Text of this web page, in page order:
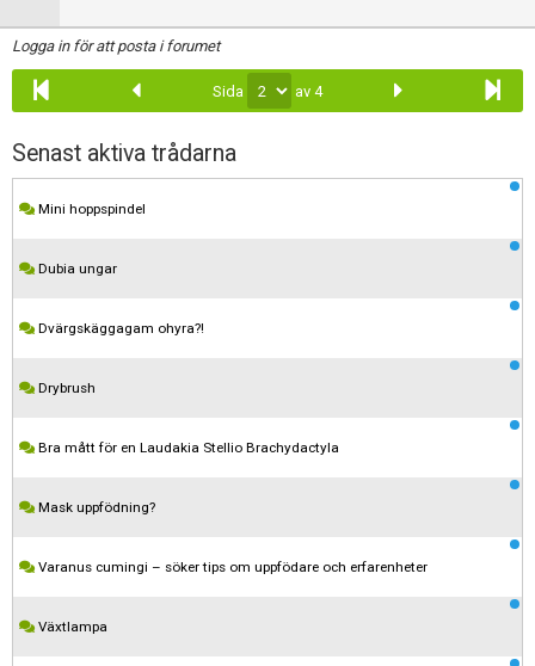
Logga in för att posta i forumet
Sida av 4
Senast aktiva trådarna
Mini hoppspindel
Dubia ungar
Dvärgskäggagam ohyra?!
Drybrush
Bra mått för en Laudakia Stellio Brachydactyla
Mask uppfödning?
Varanus cumingi – söker tips om uppfödare och erfarenheter
Växtlampa